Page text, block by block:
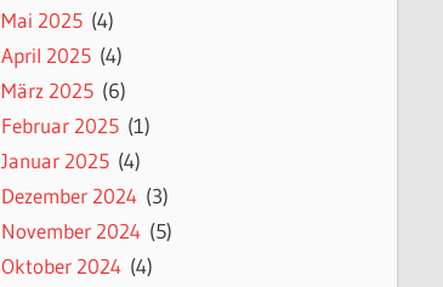
Mai 2025(4)
April 2025(4)
März 2025(6)
Februar 2025(1)
Januar 2025(4)
Dezember 2024(3)
November 2024(5)
Oktober 2024(4)